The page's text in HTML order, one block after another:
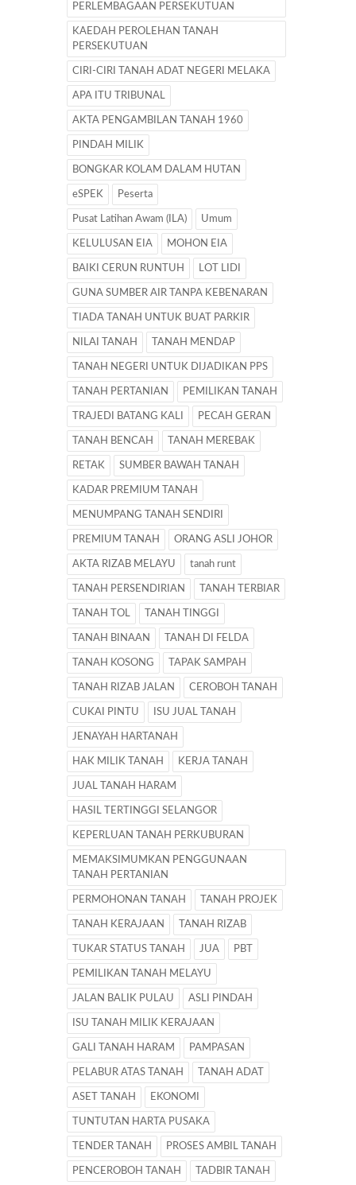
PERLEMBAGAAN PERSEKUTUAN
KAEDAH PEROLEHAN TANAH
PERSEKUTUAN
CIRI-CIRI TANAH ADAT NEGERI MELAKA
APA ITU TRIBUNAL
AKTA PENGAMBILAN TANAH 1960
PINDAH MILIK
BONGKAR KOLAM DALAM HUTAN
eSPEK Peserta
Pusat Latihan Awam (ILA) Umum
KELULUSAN EIA MOHON EIA
BAIKI CERUN RUNTUH LOT LIDI
GUNA SUMBER AIR TANPA KEBENARAN
TIADA TANAH UNTUK BUAT PARKIR
NILAI TANAH TANAH MENDAP
TANAH NEGERI UNTUK DIJADIKAN PPS
TANAH PERTANIAN PEMILIKAN TANAH
TRAJEDI BATANG KALI PECAH GERAN
TANAH BENCAH TANAH MEREBAK
RETAK SUMBER BAWAH TANAH
KADAR PREMIUM TANAH
MENUMPANG TANAH SENDIRI
PREMIUM TANAH ORANG ASLI JOHOR
AKTA RIZAB MELAYU tanah runt
TANAH PERSENDIRIAN TANAH TERBIAR
TANAH TOL TANAH TINGGI
TANAH BINAAN TANAH DI FELDA
TANAH KOSONG TAPAK SAMPAH
TANAH RIZAB JALAN CEROBOH TANAH
CUKAI PINTU ISU JUAL TANAH
JENAYAH HARTANAH
HAK MILIK TANAH KERJA TANAH
JUAL TANAH HARAM
HASIL TERTINGGI SELANGOR
KEPERLUAN TANAH PERKUBURAN
MEMAKSIMUMKAN PENGGUNAAN
TANAH PERTANIAN
PERMOHONAN TANAH TANAH PROJEK
TANAH KERAJAAN TANAH RIZAB
TUKAR STATUS TANAH JUA PBT
PEMILIKAN TANAH MELAYU
JALAN BALIK PULAU ASLI PINDAH
ISU TANAH MILIK KERAJAAN
GALI TANAH HARAM PAMPASAN
PELABUR ATAS TANAH TANAH ADAT
ASET TANAH EKONOMI
TUNTUTAN HARTA PUSAKA
TENDER TANAH PROSES AMBIL TANAH
PENCEROBOH TANAH TADBIR TANAH